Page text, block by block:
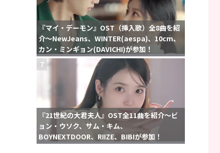
『マイ・デーモン』OST（挿入歌）全8曲を紹
介〜NewJeans、WINTER(aespa)、10cm、
カン・ミンギョン(DAVICHI)が参加！
7
『21世紀の大君夫人』OST全11曲を紹介〜ビ
ョン・ウソク、サム・キム、
BOYNEXTDOOR、RIIZE、BIBIが参加！